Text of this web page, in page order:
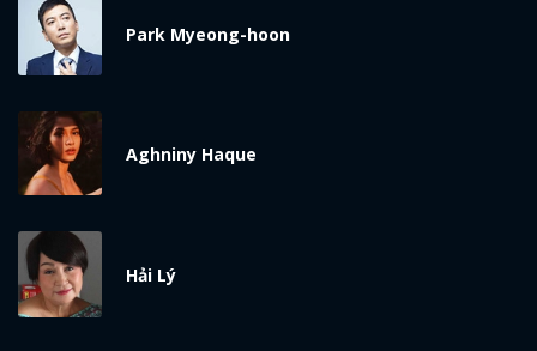
ĐĂNG NHẬP
Park Myeong-hoon
Aghniny Haque
Hải Lý